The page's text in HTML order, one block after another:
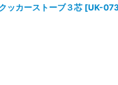
ッカーストーブ３芯 [UK-